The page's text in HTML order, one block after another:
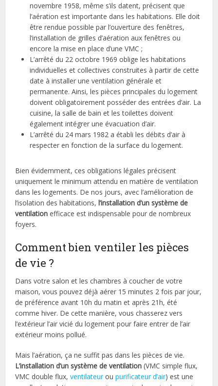
novembre 1958, même s’ils datent, précisent que
l’aération est importante dans les habitations. Elle doit
être rendue possible par l’ouverture des fenêtres,
l’installation de grilles d’aération aux fenêtres ou
encore la mise en place d’une VMC ;
L’arrêté du 22 octobre 1969 oblige les habitations
individuelles et collectives construites à partir de cette
date à installer une ventilation générale et
permanente. Ainsi, les pièces principales du logement
doivent obligatoirement posséder des entrées d’air. La
cuisine, la salle de bain et les toilettes doivent
également intégrer une évacuation d’air.
L’arrêté du 24 mars 1982 a établi les débits d’air à
respecter en fonction de la surface du logement.
Bien évidemment, ces obligations légales précisent
uniquement le minimum attendu en matière de ventilation
dans les logements. De nos jours, avec l’amélioration de
l’isolation des habitations, l’installation d’un système de
ventilation efficace est indispensable pour de nombreux
foyers.
Comment bien ventiler les pièces
de vie ?
Dans votre salon et les chambres à coucher de votre
maison, vous pouvez déjà aérer 15 minutes 2 fois par jour,
de préférence avant 10h du matin et après 21h, été
comme hiver. De cette manière, vous chasserez vers
l’extérieur l’air vicié du logement pour faire entrer de l’air
extérieur moins pollué.
Mais l’aération, ça ne suffit pas dans les pièces de vie.
L’installation d’un système de ventilation(VMC simple flux,
VMC double flux,ventilateuroupurificateur d’air) est une